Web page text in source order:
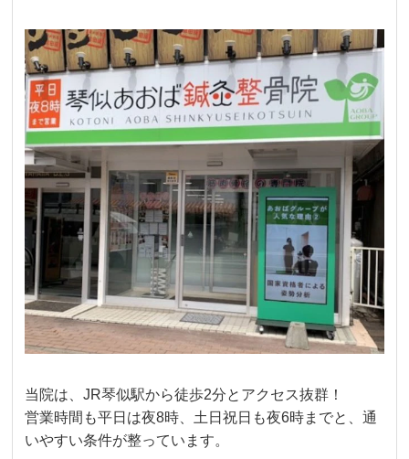
当院は、JR琴似駅から徒歩2分とアクセス抜群！
営業時間も平日は夜8時、土日祝日も夜6時までと、通
いやすい条件が整っています。